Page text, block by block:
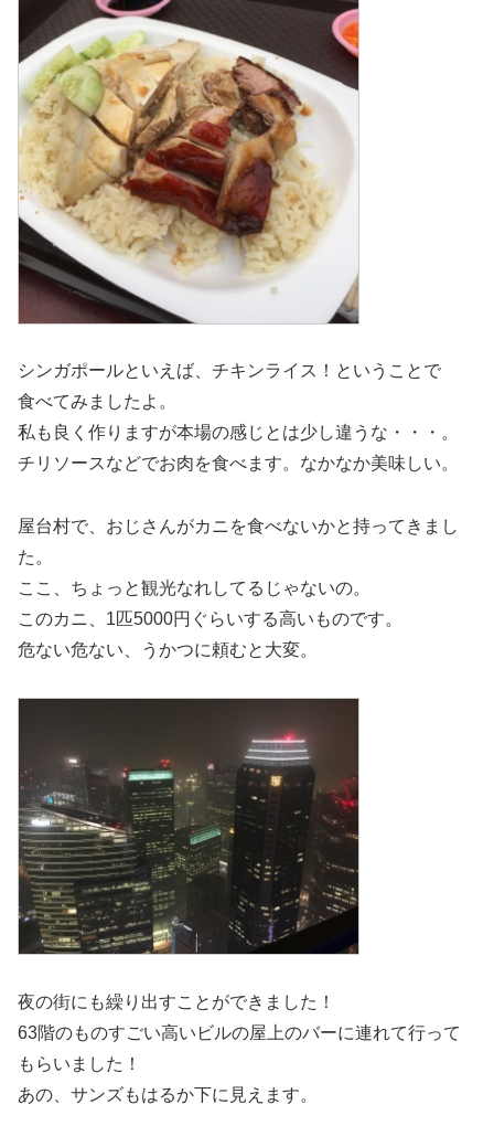
シンガポールといえば、チキンライス！ということで
食べてみましたよ。
私も良く作りますが本場の感じとは少し違うな・・・。
チリソースなどでお肉を食べます。なかなか美味しい。
屋台村で、おじさんがカニを食べないかと持ってきまし
た。
ここ、ちょっと観光なれしてるじゃないの。
このカニ、1匹5000円ぐらいする高いものです。
危ない危ない、うかつに頼むと大変。
夜の街にも繰り出すことができました！
63階のものすごい高いビルの屋上のバーに連れて行って
もらいました！
あの、サンズもはるか下に見えます。